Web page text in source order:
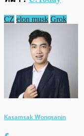
CZ elon musk Grok
Kasamsak Wongsanin